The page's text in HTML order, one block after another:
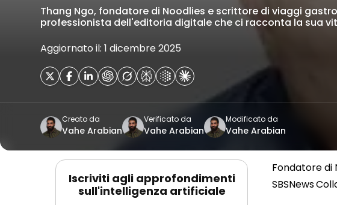
Thang Ngo, fondatore di Noodlies e scrittore di viaggi
professionista dell'editoria digitale che ci racconta la sua
Aggiornato il: 1 dicembre 2025
Creato da
Vahe Arabian
Verificato da
Vahe Arabian
Modificato da
Vahe Arabian
Iscriviti agli approfondimenti
sull'intelligenza artificiale
Fondatore di
SBSNews